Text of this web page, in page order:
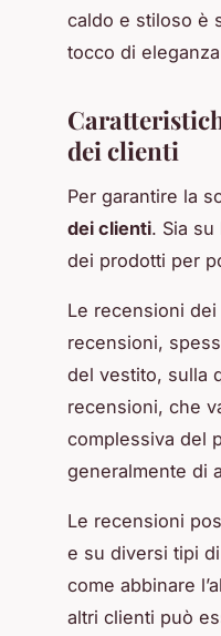
caldo e stiloso è
tocco di
dei clienti
Per garantire la
dei clienti. Sia
dei prodotti per
Le recensioni
recensioni,
del vestito, sulla
recensioni, che
complessiva del
generalmente di
Le recensioni
e su diversi tipi
come abbinare
altri clienti può